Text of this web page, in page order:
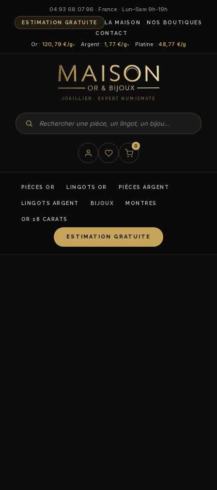
04 93 68 07 96 · France · Lun–Sam 9h-19h
ESTIMATION GRATUITE LA MAISON
NOS BOUTIQUES
CONTACT
Or : 120,79 €/g Argent :1,77 €/g Platine :48,77 €/g
JOAILLIER · EXPERT NUMISMATE
0
PIÈCES OR LINGOTS OR PIÈCES ARGENT
LINGOTS ARGENT BIJOUX MONTRES
OR 18 CARATS
ESTIMATION GRATUITE